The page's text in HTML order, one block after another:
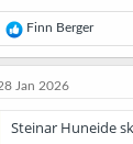
R
e
a
j
o
Finn Berger
Jan 2026
Steinar Huneide